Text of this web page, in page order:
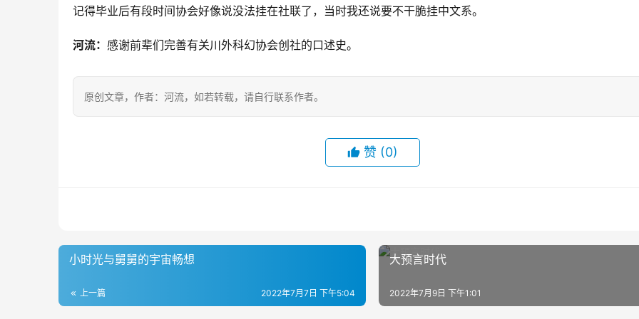
记得毕业后有段时间协会好像说没法挂在社联了，当时我还说要不干脆挂中文系。
河流： 感谢前辈们完善有关川外科幻协会创社的口述史。
原创文章，作者：河流，如若转载，请自行联系作者。
赞 (0)
小时光与舅舅的宇宙畅想
上一篇 2022年7月7日 下午5:04
大预言时代
2022年7月9日 下午1:01